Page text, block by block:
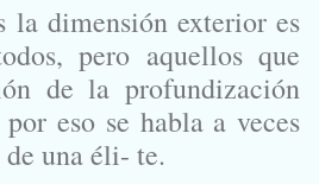
la dimensión exterior es
pero aquellos que
de la profundización
eso se habla a veces
una éli- te.